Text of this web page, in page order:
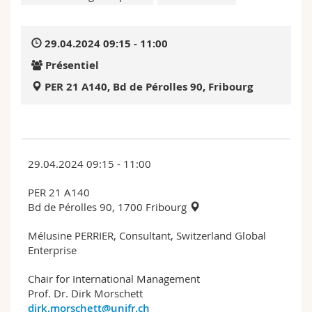
Interfacultaire
Doctorants
Programme des cours
MyUnifr
29.04.2024 09:15 - 11:00
Présentiel
PER 21 A140, Bd de Pérolles 90, Fribourg
29.04.2024 09:15 - 11:00
PER 21 A140
Bd de Pérolles 90, 1700 Fribourg
Mélusine PERRIER, Consultant, Switzerland Global
Enterprise
Chair for International Management
Prof. Dr. Dirk Morschett
dirk.morschett@unifr.ch